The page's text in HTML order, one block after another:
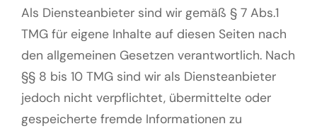
Als Diensteanbieter sind wir gemäß § 7 Abs.1
TMG für eigene Inhalte auf diesen Seiten nach
den allgemeinen Gesetzen verantwortlich. Nach
§§ 8 bis 10 TMG sind wir als Diensteanbieter
jedoch nicht verpflichtet, übermittelte oder
gespeicherte fremde Informationen zu